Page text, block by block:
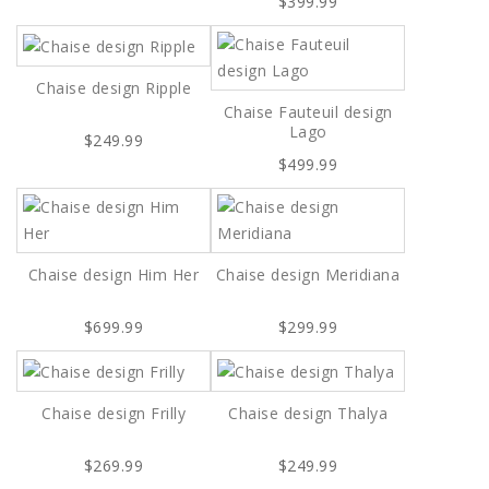
Chaise design Ripple
$249.99
Chaise Fauteuil design
Lago
$499.99
Chaise design Him Her
$699.99
Chaise design Meridiana
$299.99
Chaise design Frilly
$269.99
Chaise design Thalya
$249.99